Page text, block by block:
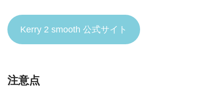
Kerry 2 smooth 公式サイト
注意点